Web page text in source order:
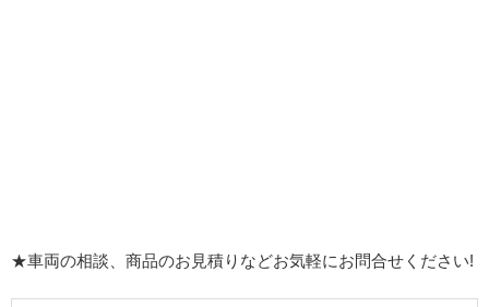
★車両の相談、商品のお見積りなどお気軽にお問合せください!